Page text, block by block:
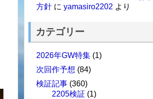
方針 に yamasiro2202 より
カテゴリー
2026年GW特集 (1)
次回作予想 (84)
検証記事 (360)
2205検証 (1)